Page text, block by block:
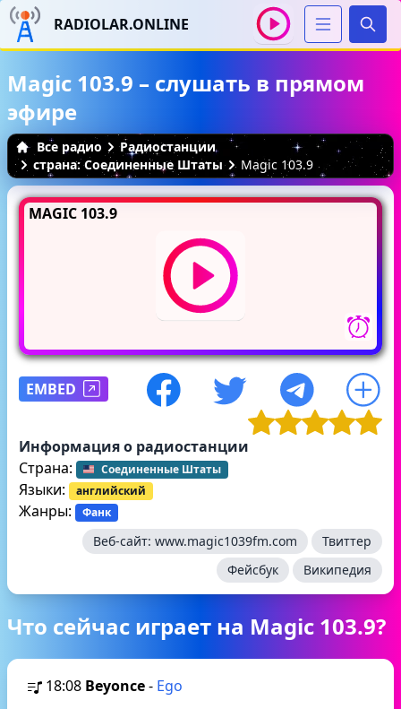
RADIOLAR.ONLINE
Magic 103.9 – слушать в прямом
эфире
Все радио
Радиостанции
страна: Соединенные Штаты
Magic 103.9
MAGIC 103.9
EMBED
Информация о радиостанции
Страна:
Соединенные Штаты
Языки: английский
Жанры: Фанк
Веб-сайт: www.magic1039fm.com
Твиттер
Фейсбук
Википедия
Что сейчас играет на Magic 103.9?
18:08 Beyonce- Ego